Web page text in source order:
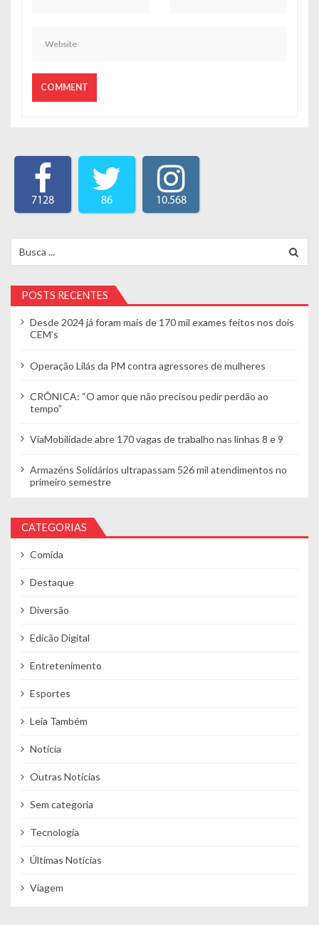
7128 86 10.568
POSTS RECENTES
Desde 2024 já foram mais de 170 mil exames feitos nos dois
CEM’s
Operação Lilás da PM contra agressores de mulheres
CRÔNICA: “O amor que não precisou pedir perdão ao
tempo”
ViaMobilidade abre 170 vagas de trabalho nas linhas 8 e 9
Armazéns Solidários ultrapassam 526 mil atendimentos no
primeiro semestre
CATEGORIAS
Comida
Destaque
Diversão
Edicão Digital
Entretenimento
Esportes
Leia Também
Notícia
Outras Notícias
Sem categoria
Tecnologia
Últimas Notícias
Viagem